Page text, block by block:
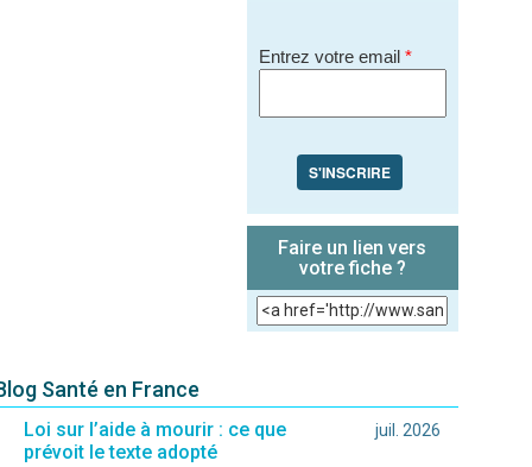
Entrez votre email *
S'INSCRIRE
Faire un lien vers
votre fiche ?
Santé en France
Loi sur l’aide à mourir : ce que
prévoit le texte adopté
juil. 2026